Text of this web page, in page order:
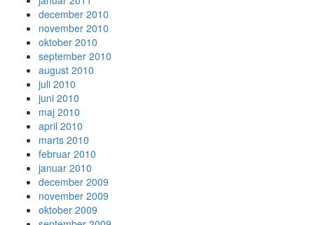
december 2010
november 2010
oktober 2010
september 2010
august 2010
juli 2010
juni 2010
maj 2010
april 2010
marts 2010
februar 2010
januar 2010
december 2009
november 2009
oktober 2009